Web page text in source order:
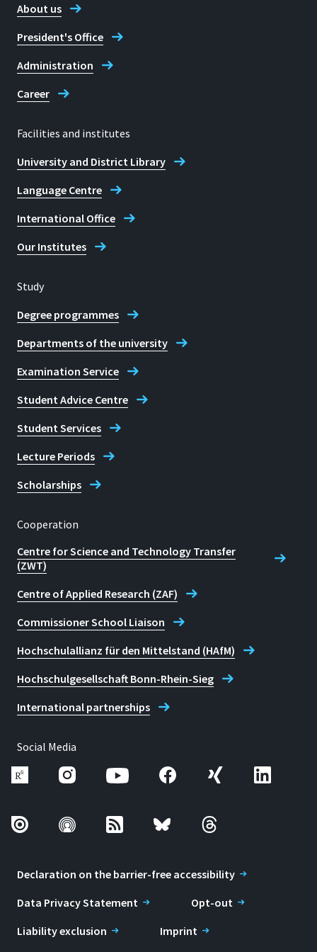
mit Studierenden der H-BRS in
Pressemitteilung/P
Process Mining in
der Praxis
Erstes Modul "Process Mining in
der Praxis" des neuen Process
rocessmininginderp
About us
President's Office
Administration
Career
Facilities and institutes
University and District Library
Language Centre
International Office
Our Institutes
Study
Degree programmes
Departments of the university
Examination Service
Student Advice Centre
Student Services
Lecture Periods
Scholarships
Cooperation
Centre for Science and Technology Transfer
(ZWT)
Centre of Applied Research (ZAF)
Commissioner School Liaison
Hochschulallianz für den Mittelstand (HAfM)
Hochschulgesellschaft Bonn-Rhein-Sieg
International partnerships
Social Media
Declaration on the barrier-free accessibility
Data Privacy Statement
Opt-out
Liability exclusion
Imprint